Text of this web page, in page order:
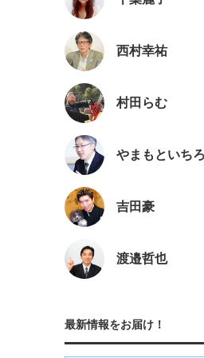
西村幸祐
村田らむ
やまもといち
吉田豪
渡邉哲也
最新情報をお届け！